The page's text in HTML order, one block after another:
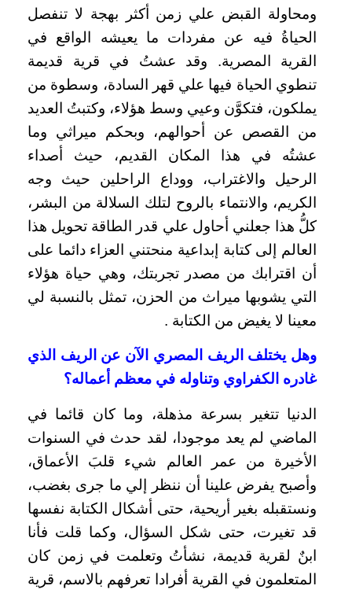
ومحاولة القبض علي زمن أكثر بهجة لا تنفصل
الحياةُ فيه عن مفردات ما يعيشه الواقع في
القرية المصرية. وقد عشتُ في قرية قديمة
تنطوي الحياة فيها علي قهر السادة، وسطوة من
يملكون، فتكوَّن وعيي وسط هؤلاء، وكتبتُ العديد
من القصص عن أحوالهم، وبحكم ميراثي وما
عشتُه في هذا المكان القديم، حيث أصداء
الرحيل والاغتراب، ووداع الراحلين حيث وجه
الكريم، والانتماء بالروح لتلك السلالة من البشر،
كلُّ هذا جعلني أحاول علي قدر الطاقة تحويل هذا
العالم إلى كتابة إبداعية منحتني العزاء دائما على
أن اقترابك من مصدر تجربتك، وهي حياة هؤلاء
التي يشوبها ميراث من الحزن، تمثل بالنسبة لي
معينا لا يغيض من الكتابة .
وهل يختلف الريف المصري الآن عن الريف الذي
غادره الكفراوي وتناوله في معظم أعماله؟
الدنيا تتغير بسرعة مذهلة، وما كان قائما في
الماضي لم يعد موجودا، لقد حدث في السنوات
الأخيرة من عمر العالم شيء قلبَ الأعماق،
وأصبح يفرض علينا أن ننظر إلي ما جرى بغضب،
ونستقبله بغير أريحية، حتى أشكال الكتابة نفسها
قد تغيرت، حتى شكل السؤال، وكما قلت فأنا
ابنٌ لقرية قديمة، نشأتُ وتعلمت في زمن كان
المتعلمون في القرية أفرادا تعرفهم بالاسم، قرية